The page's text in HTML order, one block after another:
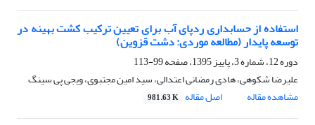
استفاده از حسابداری ردپای آب برای تعیین ترکیب کشت بهینه در
توسعه پایدار (مطالعه موردی: دشت قزوین)
دوره 12، شماره 3، پاییز 1395، صفحه
99-113
علیرضا شکوهی، هادی رمضانی اعتدالی، سید امین مجتبوی، ویجی پی سینگ
مشاهده مقاله
اصل مقاله 981.63 K